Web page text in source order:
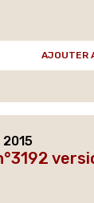
AJOUTER
2015